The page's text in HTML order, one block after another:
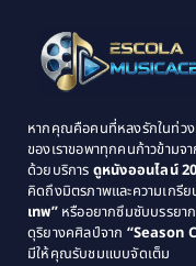
1995
1993
1989
1987
1985
1983
หากคุณคือคนที่หลงรักในท่วง
ของเราขอพาทุกคนก้าวข้าม
ด้วยบริการ ดูหนังออนไลน์
คิดถึงมิตรภาพและความเกรี
เทพ”หรืออยากซึมซับบรรยา
ดุริยางคศิลป์จาก “Season
มีให้คุณรับชมแบบจัดเต็ม